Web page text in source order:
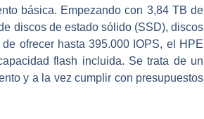
básica. Empezando con 3,84 TB de
discos de estado sólido (SSD), discos
ofrecer hasta 395.000 IOPS, el HPE
flash incluida. Se trata de un
y a la vez cumplir con presupuestos